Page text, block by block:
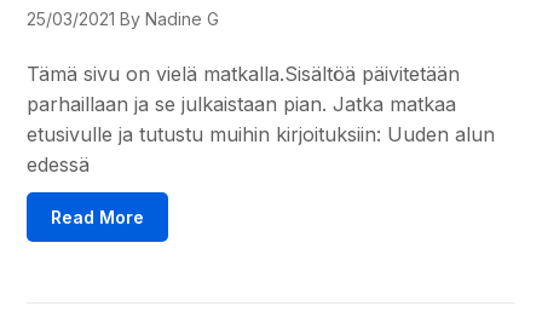
25/03/2021 By Nadine G
Tämä sivu on vielä matkalla.Sisältöä päivitetään
parhaillaan ja se julkaistaan pian. Jatka matkaa
etusivulle ja tutustu muihin kirjoituksiin: Uuden alun
edessä
Read More